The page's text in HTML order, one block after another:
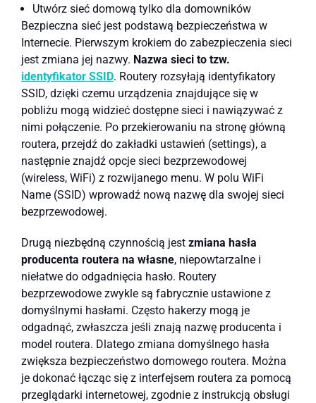
Utwórz sieć domową tylko dla domowników
Bezpieczna sieć jest podstawą bezpieczeństwa w
Internecie. Pierwszym krokiem do zabezpieczenia sieci
jest zmiana jej nazwy. Nazwa sieci to tzw.
identyfikator SSID. Routery rozsyłają identyfikatory
SSID, dzięki czemu urządzenia znajdujące się w
pobliżu mogą widzieć dostępne sieci i nawiązywać z
nimi połączenie. Po przekierowaniu na stronę główną
routera, przejdź do zakładki ustawień (settings), a
następnie znajdź opcje sieci bezprzewodowej
(wireless, WiFi) z rozwijanego menu. W polu WiFi
Name (SSID) wprowadź nową nazwę dla swojej sieci
bezprzewodowej.
Drugą niezbędną czynnością jest zmiana hasła
producenta routera na własne, niepowtarzalne i
niełatwe do odgadnięcia hasło. Routery
bezprzewodowe zwykle są fabrycznie ustawione z
domyślnymi hasłami. Często hakerzy mogą je
odgadnąć, zwłaszcza jeśli znają nazwę producenta i
model routera. Dlatego zmiana domyślnego hasła
zwiększa bezpieczeństwo domowego routera. Można
je dokonać łącząc się z interfejsem routera za pomocą
przeglądarki internetowej, zgodnie z instrukcją obsługi